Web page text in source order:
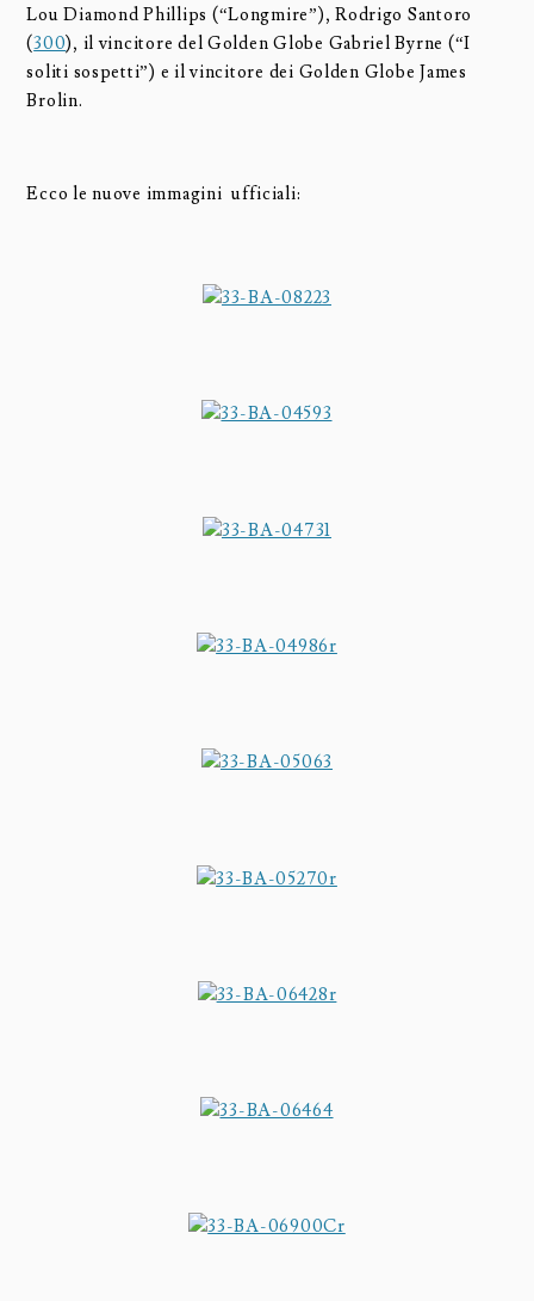
Lou Diamond Phillips (“Longmire”), Rodrigo Santoro
(300), il vincitore del Golden Globe Gabriel Byrne (“I
soliti sospetti”) e il vincitore dei Golden Globe James
Brolin.
Ecco le nuove immagini ufficiali: